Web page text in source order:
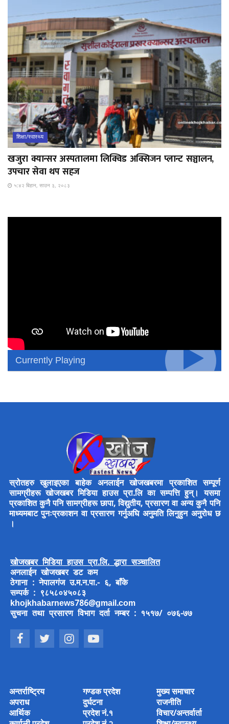
शिक्षा/स्वास्थ्य
खजुरा क्यान्सर अस्पतालमा लिक्विड अक्सिजन प्लान्ट सञ्चालन,
उपचार सेवा थप सहज
५:४२ बिहान, साउन ३, २०८३
Currently Playing
स्रोतहरु खुलाइएका बाहेक अनलाईन खोजखबरमा प्रकाशित सम्पूर्ण
सामग्रीहरू खोजखबर मिडिया हाउस प्रा.लि का सम्पत्ति हुन्। यसमा
प्रकाशित कुनै पनि सामग्रीहरू छापा, विद्युतीय, प्रसारण वा अन्य कुनै पनि
माध्यमबाट पुनःप्रकाशन वा प्रसारण गर्नुअघि अनुमति लिनुहुन अनुरोध छ
।
खोजखबर मिडिया हाउस प्रा.लि. द्धारा सञ्चालित
अनलाईन खोजखबर डट कम
ठेगाना : नेपालगंज उ.म.न.पा.- ६, बाँके
सम्पर्क : ९८५८०४५०८३
khojkhabarnews786@gmail.com
सुचना तथा प्रसारण विभाग दर्ता नम्बर : १५१७/ ०७६-७७
अन्तर्राष्ट्रिय
अपराध
आर्थिक
गण्डक प्रदेश
दुर्घटना
प्रदेश नं.१
मुख्य समाचार
राजनीति
विचार/अन्तर्वार्ता